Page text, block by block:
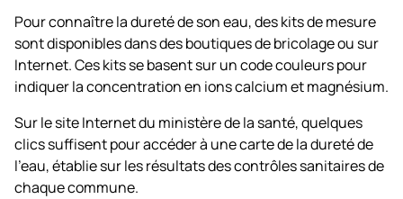
Pour connaître la dureté de son eau, des kits de mesure
sont disponibles dans des boutiques de bricolage ou sur
Internet. Ces kits se basent sur un code couleurs pour
indiquer la concentration en ions calcium et magnésium.
Sur le site Internet du ministère de la santé, quelques
clics suffisent pour accéder à une carte de la dureté de
l’eau, établie sur les résultats des contrôles sanitaires de
chaque commune.